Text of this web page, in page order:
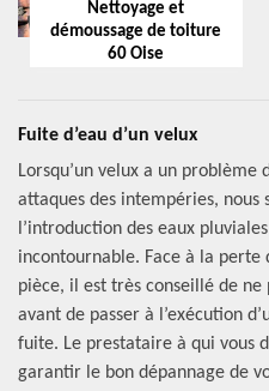
Nettoyage et
démoussage de toiture
60 Oise
Fuite d’eau d’un velux
Lorsqu’un velux a un problème
attaques des intempéries, nous
l’introduction des eaux
incontournable. Face à la
pièce, il est très conseillé de
avant de passer à l’exécution
fuite. Le prestataire à qui vous
garantir le bon dépannage de